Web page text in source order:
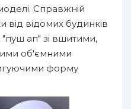
Справжній
відомих будинків
ап" зі вшитими,
об'ємними
форму